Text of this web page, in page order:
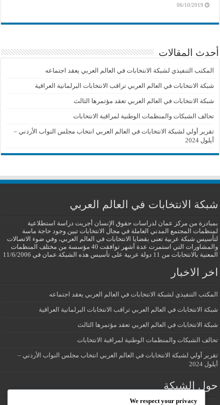
06/10/2019
أحدث المقالات
المكتب التنفيذي لشبكة الانتخابات في العالم العربي يعقد اجتماعه
شبكة الانتخابات في العالم العربي تراقب الانتخابات البرلمانية العراقية
شبكة الانتخابات في العالم العربي تعقد مؤتمرها الثالث
تحالف الشبكات والمنظمات الوطنية لمراقبة الانتخابات
تقرير أولي لشبكة الانتخابات في العالم العربي انتخاب مجلس النواب الأردني –
أيلول 2024
شبكة الانتخابات في العالم العربي
بمبادرة من مركز عمان لدراسات حقوق الإنسان أجريت دراسة استطلاعية
لمنظمات المجتمع المدني العاملة في مجال الانتخابات تبين وجود حاجة ماسة
لتأسيس شبكة عربية تعنى بقضايا الانتخابات في العالم العربي، وفي ضوء الاتصالات
والمشاورات التي استمرت عدة أشهر توافقت 40 مؤسسة من مختلف المنظمات
المعنية بالانتخابات من 11 دولة عربية على تأسيس هذه الشبكة.عمان في 11/6/2006
اخر الاخبار
المكتب التنفيذي لشبكة الانتخابات في العالم العربي يعقد اجتماعه
شبكة الانتخابات في العالم العربي تراقب الانتخابات البرلمانية العراقية
شبكة الانتخابات في العالم العربي تعقد مؤتمرها الثالث
تحالف الشبكات والمنظمات الوطنية لمراقبة الانتخابات
تقرير أولي لشبكة الانتخابات في العالم العربي انتخاب مجلس النواب الأردني –
أيلول 2024
حول الشبكة
We respect your privacy